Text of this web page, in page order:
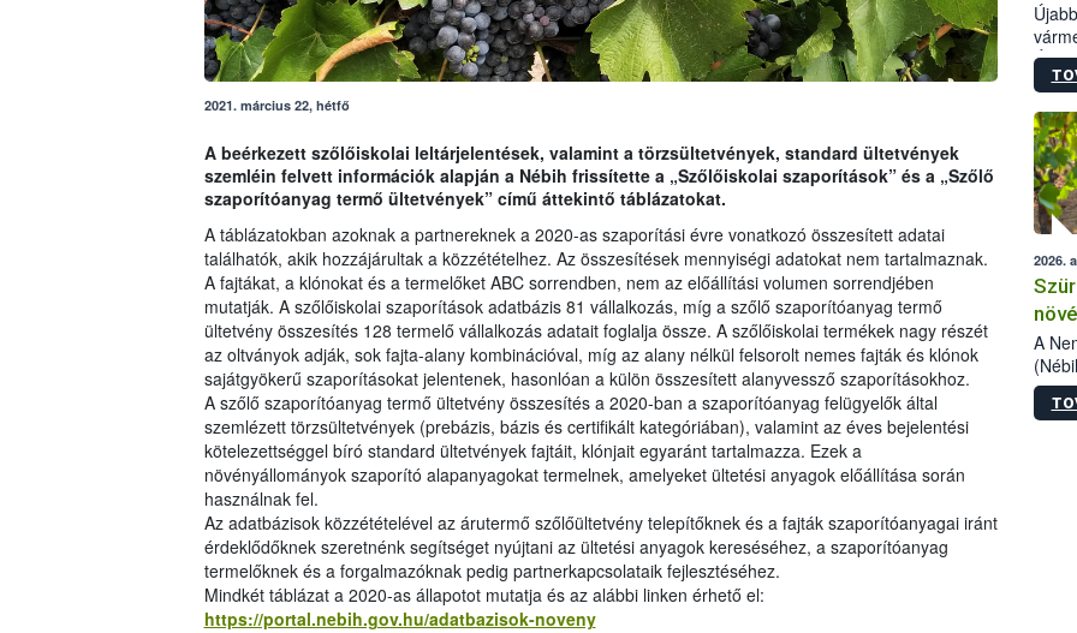
2021. március 22, hétfő
A beérkezett szőlőiskolai leltárjelentések, valamint a törzsültetvények, standard ültetvények
szemléin felvett információk alapján a Nébih frissítette a „Szőlőiskolai szaporítások” és a „Szőlő
szaporítóanyag termő ültetvények” című áttekintő táblázatokat.
A táblázatokban azoknak a partnereknek a 2020-as szaporítási évre vonatkozó összesített adatai
találhatók, akik hozzájárultak a közzétételhez. Az összesítések mennyiségi adatokat nem tartalmaznak.
A fajtákat, a klónokat és a termelőket ABC sorrendben, nem az előállítási volumen sorrendjében
mutatják. A szőlőiskolai szaporítások adatbázis 81 vállalkozás, míg a szőlő szaporítóanyag termő
ültetvény összesítés 128 termelő vállalkozás adatait foglalja össze. A szőlőiskolai termékek nagy részét
az oltványok adják, sok fajta-alany kombinációval, míg az alany nélkül felsorolt nemes fajták és klónok
sajátgyökerű szaporításokat jelentenek, hasonlóan a külön összesített alanyvessző szaporításokhoz.
A szőlő szaporítóanyag termő ültetvény összesítés a 2020-ban a szaporítóanyag felügyelők által
szemlézett törzsültetvények (prebázis, bázis és certifikált kategóriában), valamint az éves bejelentési
kötelezettséggel bíró standard ültetvények fajtáit, klónjait egyaránt tartalmazza. Ezek a
növényállományok szaporító alapanyagokat termelnek, amelyeket ültetési anyagok előállítása során
használnak fel.
Az adatbázisok közzétételével az árutermő szőlőültetvény telepítőknek és a fajták szaporítóanyagai iránt
érdeklődőknek szeretnénk segítséget nyújtani az ültetési anyagok kereséséhez, a szaporítóanyag
termelőknek és a forgalmazóknak pedig partnerkapcsolataik fejlesztéséhez.
Mindkét táblázat a 2020-as állapotot mutatja és az alábbi linken érhető el:
https://portal.nebih.gov.hu/adatbazisok-noveny
2026.
A